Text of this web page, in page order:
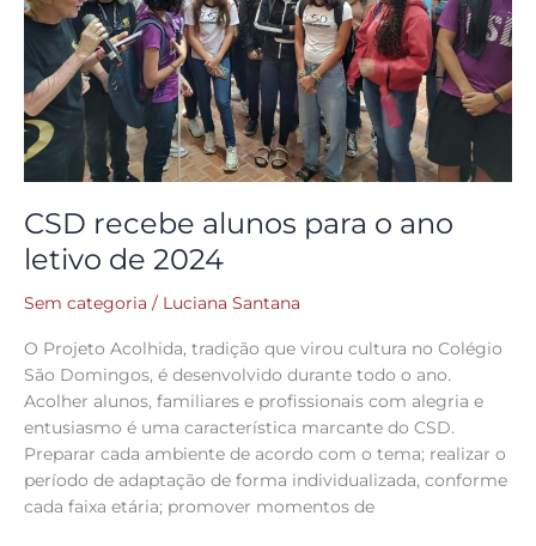
CSD recebe alunos para o ano
letivo de 2024
Sem categoria / Luciana Santana
O Projeto Acolhida, tradição que virou cultura no Colégio
São Domingos, é desenvolvido durante todo o ano.
Acolher alunos, familiares e profissionais com alegria e
entusiasmo é uma característica marcante do CSD.
Preparar cada ambiente de acordo com o tema; realizar o
período de adaptação de forma individualizada, conforme
cada faixa etária; promover momentos de
de
2024